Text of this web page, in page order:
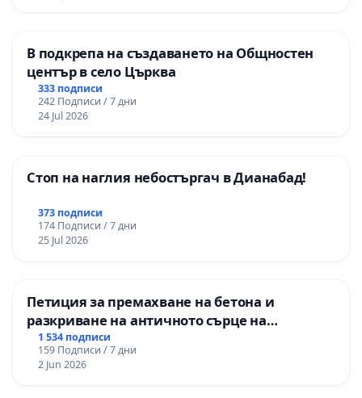
В подкрепа на създаването на Общностен
център в село Църква
333 подписи
242 Подписи / 7 дни
24 Jul 2026
Стоп на наглия небостъргач в Дианабад!
373 подписи
174 Подписи / 7 дни
25 Jul 2026
Петиция за премахване на бетона и
разкриване на античното сърце на
Могиланската могила във Враца
1 534 подписи
159 Подписи / 7 дни
2 Jun 2026